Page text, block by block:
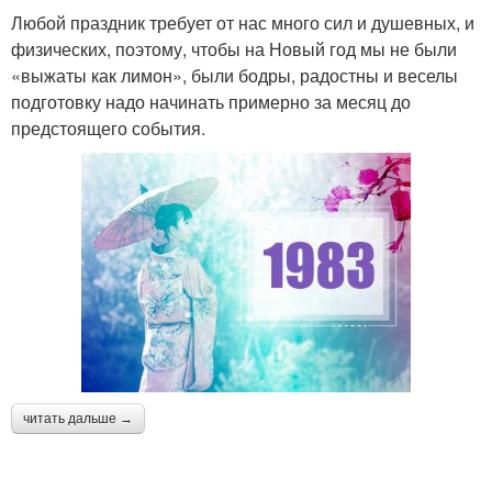
Любой праздник требует от нас много сил и душевных, и
физических, поэтому, чтобы на Новый год мы не были
«выжаты как лимон», были бодры, радостны и веселы
подготовку надо начинать примерно за месяц до
предстоящего события.
читать дальше →